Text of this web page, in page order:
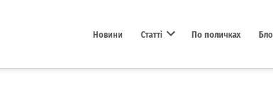
Новини Статті По поличках